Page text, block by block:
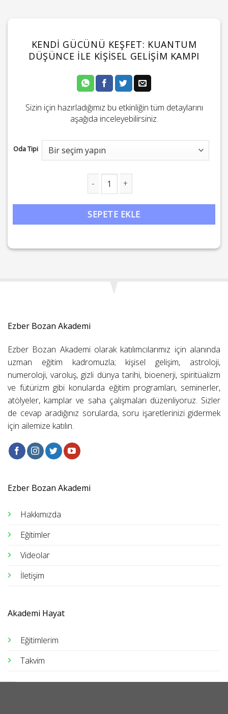
KENDI GÜCÜNÜ KEŞFET: KUANTUM
DÜŞÜNCE İLE KIŞISEL GELIŞIM KAMPI
Sizin için hazırladığımız bu etkinliğin tüm detaylarını
aşağıda inceleyebilirsiniz.
Oda Tipi
SEPETE EKLE
Ezber Bozan Akademi
Ezber Bozan Akademi olarak katılımcılarımız için alanında
uzman eğitim kadromuzla; kişisel gelişim, astroloji,
numeroloji, varoluş, gizli dünya tarihi, bioenerji, spiritüalizm
ve fütürizm gibi konularda eğitim programları, seminerler,
atölyeler, kamplar ve saha çalışmaları düzenliyoruz. Sizler
de cevap aradığınız sorularda, soru işaretlerinizi gidermek
için ailemize katılın.
Ezber Bozan Akademi
Hakkımızda
Eğitimler
Videolar
İletişim
Akademi Hayat
Eğitimlerim
Takvim